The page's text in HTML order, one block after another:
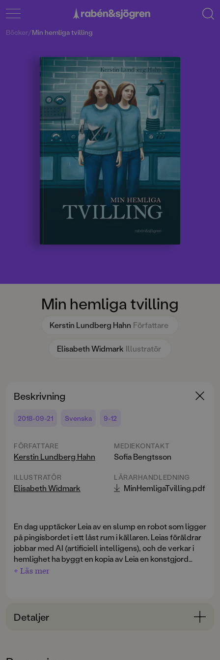
Min hemliga tvilling
Kerstin Lundberg Hahn Författare
Elisabeth Widmark Illustratör
Böcker/Min hemliga tvilling
Beskrivning
2018-09-21 Svenska 9-12
FÖRFATTARE
Kerstin Lundberg Hahn
ILLUSTRATÖR
Elisabeth Widmark
MEDIEKONTAKT
Sofia Bengtsson
LÄRARHANDLEDNING
MinHemligaTvilling.pdf
En dag upptäcker Leia av en slump en robot som ligger
på pingisbordet i ett låst rum i källaren. Leias föräldrar
jobbar med AI (artificiell intelligens), och de verkar i
hemlighet ha byggt en kopia av Leia en konstgjord
tvilling. Men varför har de byggt den där saken? Och
och lyckas väcka roboten. Den liknar henne på pricken,
men har till skillnad från Leia en fantastisk
matteprovet i hennes ställe. Fast kan det verkligen
+ Läs mer
Detaljer